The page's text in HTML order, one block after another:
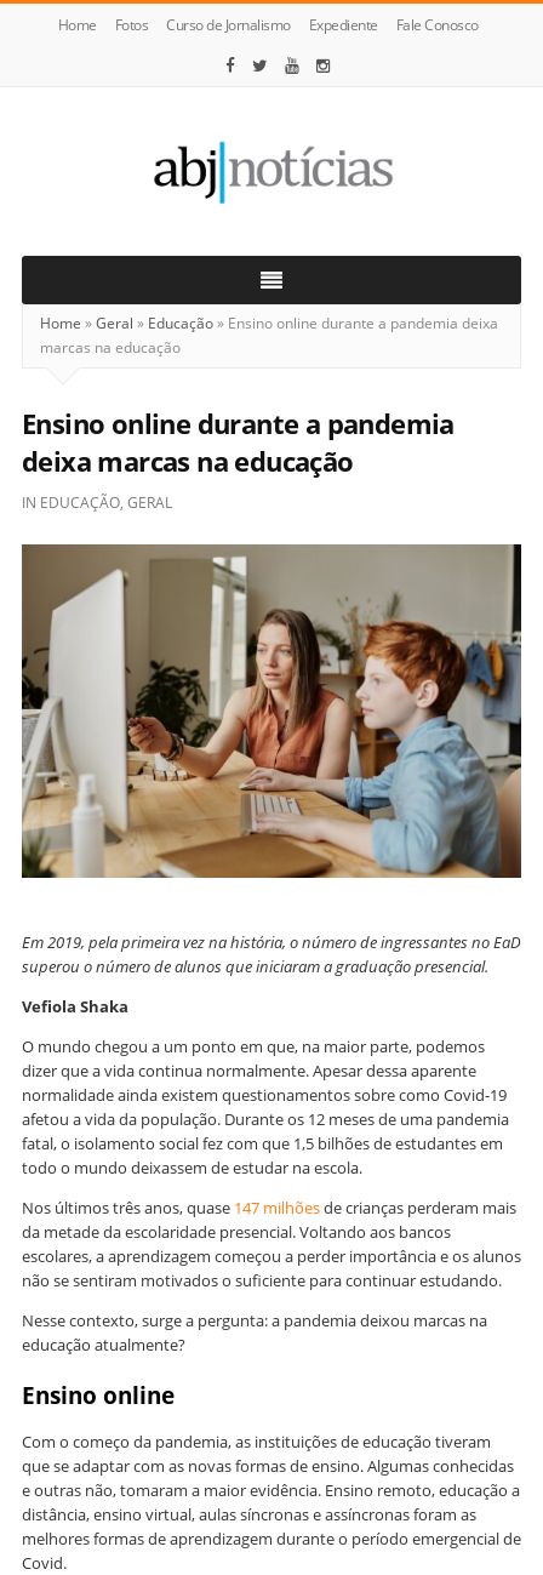
Home Fotos Curso de Jornalismo Expediente Fale Conosco
Notícias
Home »Geral » Educação» Ensino online durante a pandemia deixa
marcas na educação
Ensino online durante a pandemia
deixa marcas na educação
IN EDUCAÇÃO, GERAL
Em 2019, pela primeira vez na história, o número de ingressantes no EaD
superou o número de alunos que iniciaram a graduação presencial.
Vefiola Shaka
O mundo chegou a um ponto em que, na maior parte, podemos
dizer que a vida continua normalmente. Apesar dessa aparente
normalidade ainda existem questionamentos sobre como Covid-19
afetou a vida da população. Durante os 12 meses de uma pandemia
fatal, o isolamento social fez com que 1,5 bilhões de estudantes em
todo o mundo deixassem de estudar na escola.
Nos últimos três anos, quase 147 milhõesde crianças perderam mais
da metade da escolaridade presencial. Voltando aos bancos
escolares, a aprendizagem começou a perder importância e os alunos
não se sentiram motivados o suficiente para continuar estudando.
Nesse contexto, surge a pergunta: a pandemia deixou marcas na
educação atualmente?
Ensino online
Com o começo da pandemia, as instituições de educação tiveram
que se adaptar com as novas formas de ensino. Algumas conhecidas
e outras não, tomaram a maior evidência. Ensino remoto, educação a
distância, ensino virtual, aulas síncronas e assíncronas foram as
melhores formas de aprendizagem durante o período emergencial de
Covid.